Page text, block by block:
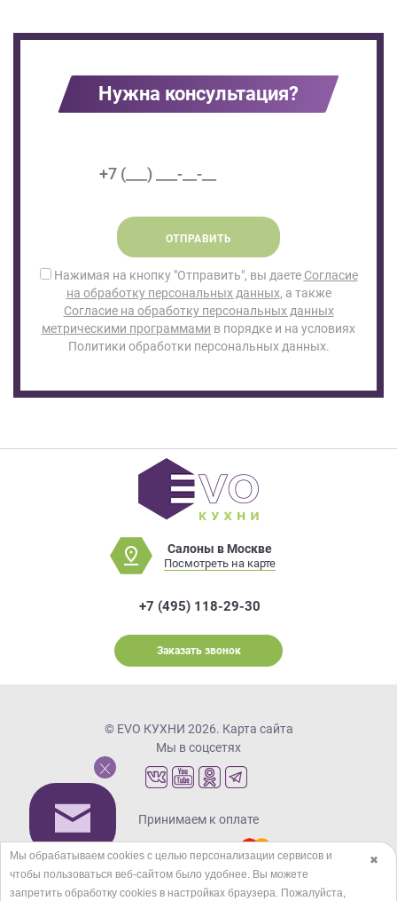
Нужна консультация?
ОТПРАВИТЬ
Нажимая на кнопку "Отправить", вы даете Согласие
на обработку персональных данных, а также
Согласие на обработку персональных данных
метрическими программами в порядке и на условиях
Политики обработки персональных данных.
Салоны в Москве
Посмотреть на карте
+7 (495) 118-29-30
Заказать звонок
© EVO КУХНИ 2026. Карта сайта
Мы в соцсетях
Принимаем к оплате
Кредиты и рассрочка
✖
Мы обрабатываем cookies с целью персонализации сервисов и
чтобы пользоваться веб-сайтом было удобнее. Вы можете
запретить обработку сookies в настройках браузера. Пожалуйста,